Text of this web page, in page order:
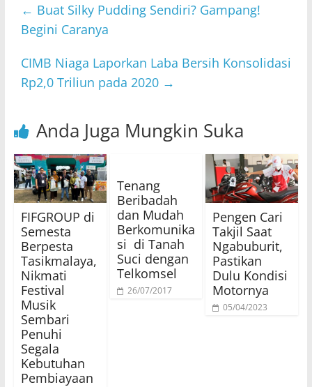
← Buat Silky Pudding Sendiri? Gampang!
Begini Caranya
CIMB Niaga Laporkan Laba Bersih Konsolidasi
Rp2,0 Triliun pada 2020 →
Anda Juga Mungkin Suka
FIFGROUP di
Semesta
Berpesta
Tasikmalaya,
Nikmati
Festival
Musik
Sembari
Penuhi
Segala
Kebutuhan
Pembiayaan
Tenang
Beribadah
dan Mudah
Berkomunika
si di Tanah
Suci dengan
Telkomsel
26/07/2017
Pengen Cari
Takjil Saat
Ngabuburit,
Pastikan
Dulu Kondisi
Motornya
05/04/2023